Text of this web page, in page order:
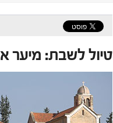
טיול לשבת: מיער